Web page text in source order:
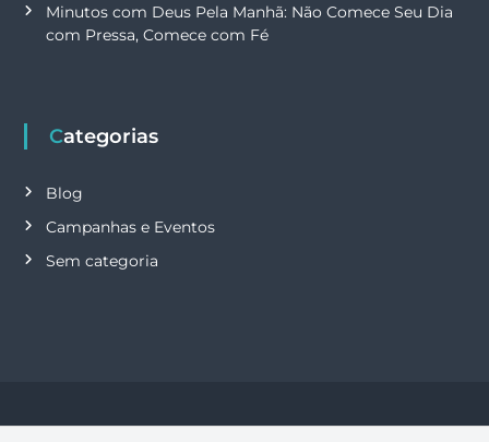
Minutos com Deus Pela Manhã: Não Comece Seu Dia
com Pressa, Comece com Fé
Categorias
Blog
Campanhas e Eventos
Sem categoria